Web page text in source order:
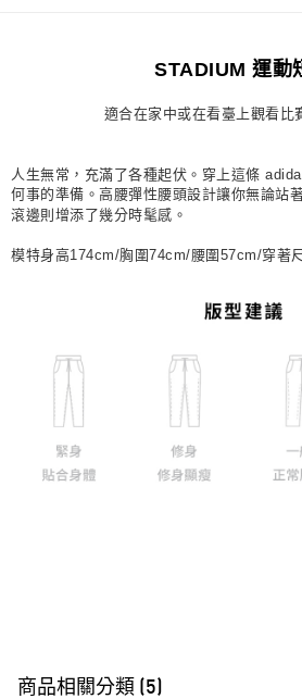
每筆NT$80，滿NT$1,500(含以上)免運費
每筆NT$80，滿NT$1,500(含以上)免運費
STADIUM 運動
適合在家中或在看臺上觀看比
人生無常，充滿了各種起伏。穿上這條
何事的準備。高腰彈性腰頭設計讓你無論站
滾邊則增添了幾分時髦感。
模特身高174cm/胸圍74cm/腰圍57cm/穿著
商品相關分類 (5)